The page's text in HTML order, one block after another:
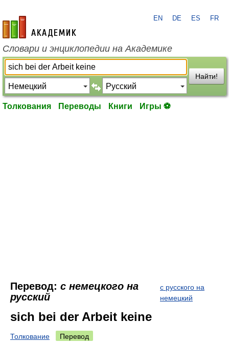
academic.ru
EN DE ES FR
Словари и энциклопедии на Академике
Найти!
Толкования Переводы Книги Игры ⚽
Перевод: с немецкого на
русский
с русского на
немецкий
sich bei der Arbeit keine
Толкование Перевод